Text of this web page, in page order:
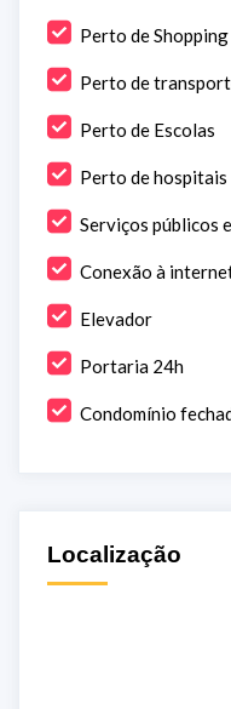
Perto de
Perto de
Perto de Escolas
Perto de hospitais
Serviços públicos
Conexão à
Elevador
Portaria 24h
Condomínio
Localização